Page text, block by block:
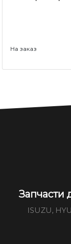
На заказ
Запчасти
ISUZU,